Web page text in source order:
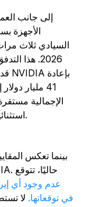
إلى جانب
الأجهزة
2026. هذا
41 مليار
بينما تعكس
توقعاتها.لا تستطيع